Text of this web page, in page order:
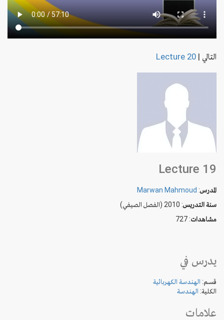
التالي |
Lecture 20
Lecture 19
المدرس:
Marwan Mahmoud
سنة التدريس: 2010 (الفصل الصيفي)
مشاهدات: 727
يدرس في
قسم: الهندسة الكهربائية
الكلية: الهندسة
علامات